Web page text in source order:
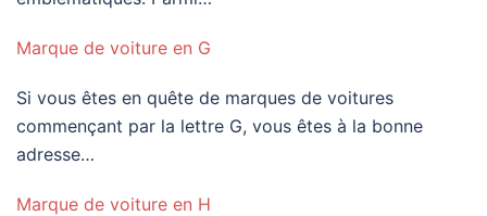
Marque de voiture en G
Si vous êtes en quête de marques de voitures
commençant par la lettre G, vous êtes à la bonne
adresse…
Marque de voiture en H